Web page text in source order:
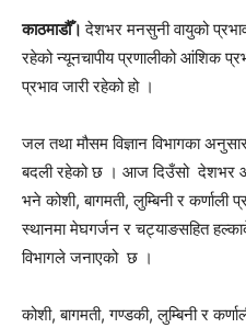
काठमाडौँ।देशभर मनसुनी वायुको
रहेको न्यूनचापीय प्रणालीको आंशिक
प्रभाव जारी रहेको हो ।
जल तथा मौसम विज्ञान विभागका
बदली रहेको छ । आज दिउँसो देशभर
भने कोशी, बागमती, लुम्बिनी र कर्णाली
स्थानमा मेघगर्जन र चट्याङसहित
विभागले जनाएको छ ।
कोशी, बागमती, गण्डकी, लुम्बिनी र